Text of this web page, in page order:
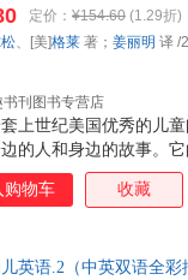
的情境。不自觉地学
蒙读本，用作美国幼
上世纪美国优秀的儿
的人和身边的故事。
将学习语言的意图透
下，乖乖地按照语言学
儿英语1》以一个家庭
定价： ¥154.60 (1.29折)
书刊图书专营店
、[美]格莱 著； 姜丽明 译 /
购物车 收藏
英语.2（中英双语全彩